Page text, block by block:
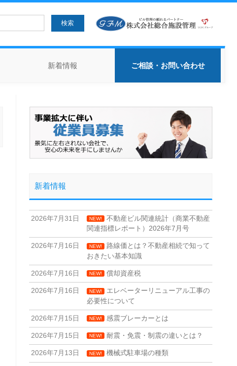
新着情報 ご相談・お問い合わせ
新着情報
2026年7月31日 NEW!
不動産ビル関連統計（商業不動産
関連指標レポート）2026年7月号
2026年7月16日 NEW!
路線価とは？不動産相続で知って
おきたい基本知識
2026年7月16日 NEW! 償却資産税
2026年7月16日 NEW!
エレベーターリニューアル工事の
必要性について
2026年7月15日 NEW! 感震ブレーカーとは
2026年7月15日 NEW! 耐震・免震・制震の違いとは？
2026年7月13日 NEW! 機械式駐車場の種類